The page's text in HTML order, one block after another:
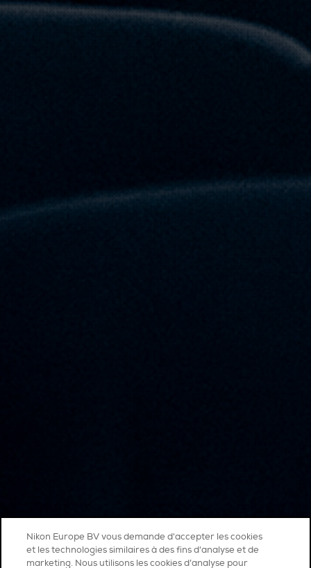
Nikon Europe BV vous demande d'accepter les cookies
et les technologies similaires à des fins d'analyse et de
marketing. Nous utilisons les cookies d’analyse pour